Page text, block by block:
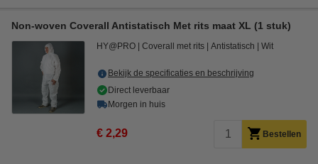
Non-woven Coverall Antistatisch Met rits maat XL (1 stuk)
HY@PRO Coverall met rits Antistatisch Wit
Bekijk de specificaties en beschrijving
Direct leverbaar
Morgen in huis
€ 2,29 Bestellen